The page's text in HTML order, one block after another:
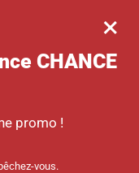
0
avec le code promo :
×
CHANCE
promo !
vous.